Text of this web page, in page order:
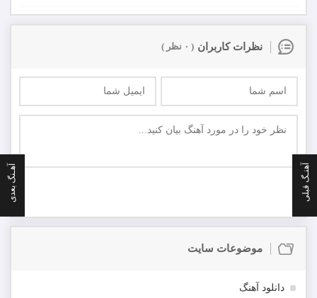
نظرات کاربران ( ۰ نظر )
آهنـگ قبلی آهـنگ بعدی
موضوعات سایت
دانلود آهنگ